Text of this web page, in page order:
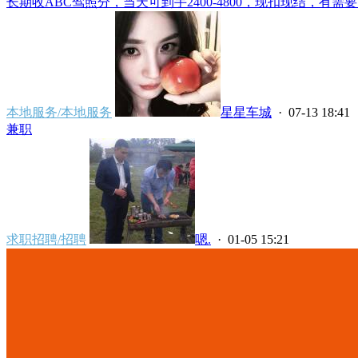
本地服务/本地服务 星星车城 · 07-13 18:41
兼职
求职招聘/招聘 嗯. · 01-05 15:21